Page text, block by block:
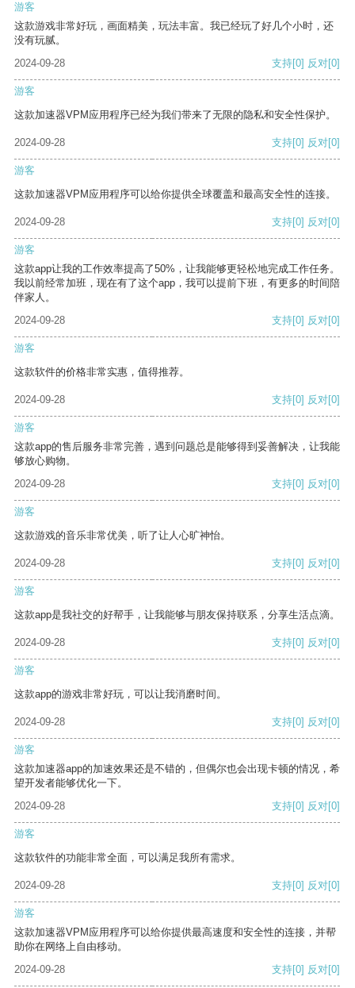
游客
这款游戏非常好玩，画面精美，玩法丰富。我已经玩了好几个小时，还
没有玩腻。
2024-09-28
支持[0] 反对[0]
游客
这款加速器VPM应用程序已经为我们带来了无限的隐私和安全性保护。
2024-09-28 支持[0] 反对[0]
游客
这款加速器VPM应用程序可以给你提供全球覆盖和最高安全性的连接。
2024-09-28 支持[0] 反对[0]
游客
这款app让我的工作效率提高了50%，让我能够更轻松地完成工作任务。
我以前经常加班，现在有了这个app，我可以提前下班，有更多的时间陪
伴家人。
2024-09-28
支持[0] 反对[0]
游客
这款软件的价格非常实惠，值得推荐。
2024-09-28 支持[0] 反对[0]
游客
这款app的售后服务非常完善，遇到问题总是能够得到妥善解决，让我能
够放心购物。
2024-09-28
支持[0] 反对[0]
游客
这款游戏的音乐非常优美，听了让人心旷神怡。
2024-09-28 支持[0] 反对[0]
游客
这款app是我社交的好帮手，让我能够与朋友保持联系，分享生活点滴。
2024-09-28 支持[0] 反对[0]
游客
这款app的游戏非常好玩，可以让我消磨时间。
2024-09-28 支持[0] 反对[0]
游客
这款加速器app的加速效果还是不错的，但偶尔也会出现卡顿的情况，希
望开发者能够优化一下。
2024-09-28
支持[0] 反对[0]
游客
这款软件的功能非常全面，可以满足我所有需求。
2024-09-28 支持[0] 反对[0]
游客
这款加速器VPM应用程序可以给你提供最高速度和安全性的连接，并帮
助你在网络上自由移动。
2024-09-28
支持[0] 反对[0]